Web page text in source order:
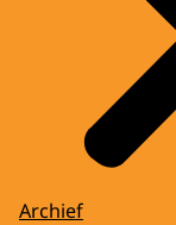
Archief